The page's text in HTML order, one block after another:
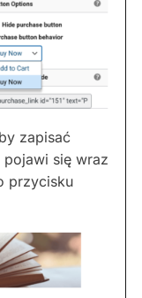
zapisać
pojawi się wraz
przycisku